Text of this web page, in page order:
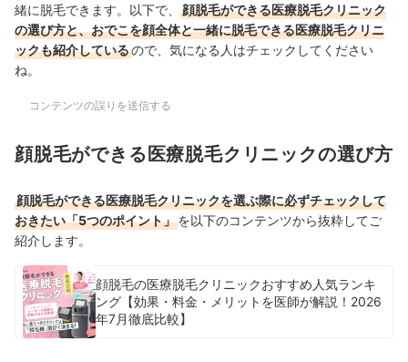
緒に脱毛できます。 以下で、
顔脱毛ができる医療脱毛クリニック
の選び方と、おでこを顔全体と一緒に脱毛できる医療脱毛クリニ
ックも紹介しているので、気になる人はチェックしてください
ね。
コンテンツの誤りを送信する
顔脱毛ができる医療脱毛クリニックの選び方
顔脱毛ができる医療脱毛クリニックを選ぶ際に必ずチェックして
おきたい「5つのポイント」を以下のコンテンツから抜粋してご
紹介します。
顔脱毛の医療脱毛クリニックおすすめ人気ランキ
ング【効果・料金・メリットを医師が解説！2026
年7月徹底比較】